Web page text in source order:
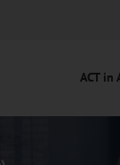
ACT in